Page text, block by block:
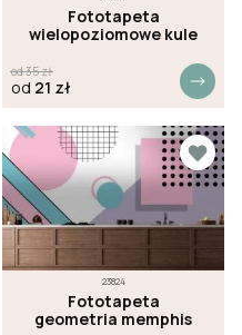
Fototapeta
wielopoziomowe kule
od35zł
od 21 zł
23824
Fototapeta
geometria memphis